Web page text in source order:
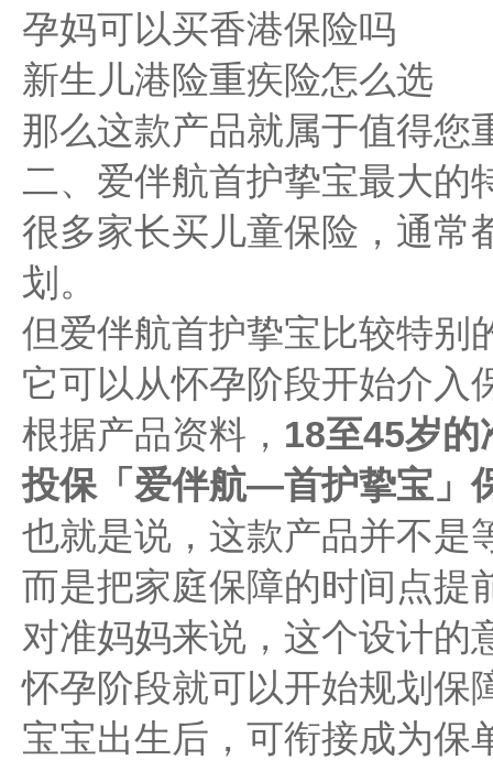
孕妈可以买香港保险吗
新生儿港险重疾险怎么选
那么这款产品就属于值得您
二、爱伴航首护挚宝最大的
很多家长买儿童保险，通常
划。
但爱伴航首护挚宝比较特别
它可以从怀孕阶段开始介入
根据产品资料， 18至45岁
投保「爱伴航—首护挚宝」
也就是说，这款产品并不是
而是把家庭保障的时间点提
对准妈妈来说，这个设计的
怀孕阶段就可以开始规划保
宝宝出生后，可衔接成为保